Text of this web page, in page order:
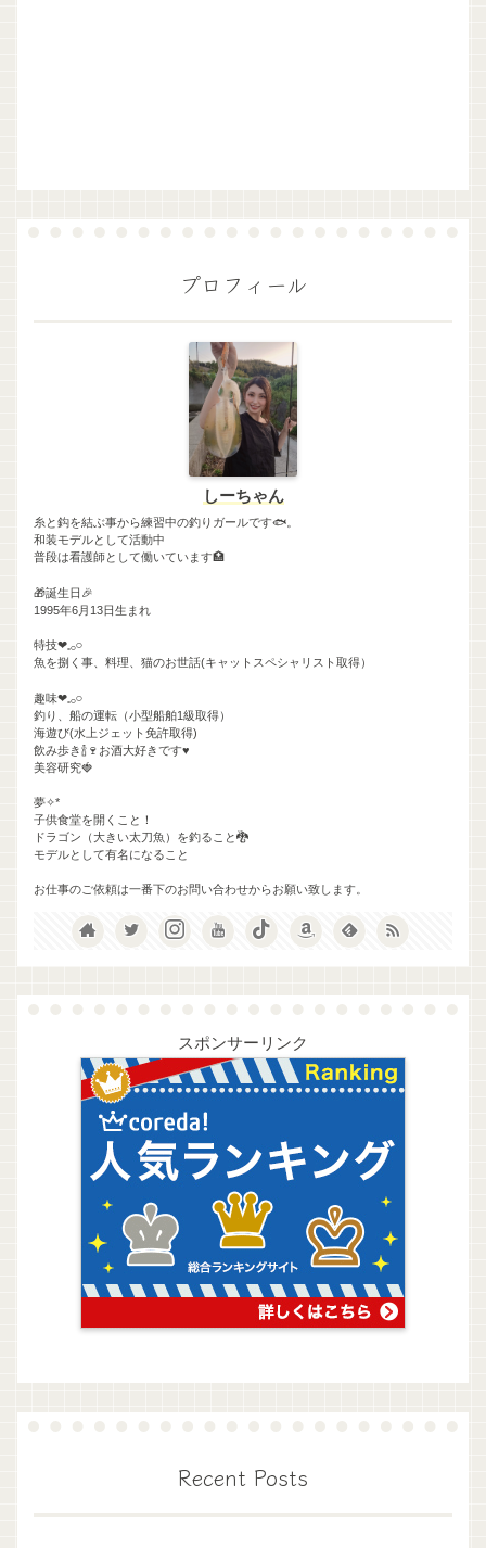
プロフィール
しーちゃん
糸と鈎を結ぶ事から練習中の釣りガールです🐟。‬
和装モデルとして活動中
普段は看護師として働いています🏥
🎁誕生日🎉
1995年6月13日生まれ
特技❤︎𓈒𓂂𓏸
魚を捌く事、料理、猫のお世話(キャットスペシャリスト取得）
趣味❤︎𓈒𓂂𓏸
釣り、船の運転（小型船舶1級取得）
海遊び(水上ジェット免許取得)
飲み歩き🍾🍷お酒大好きです♥
美容研究🍓
夢✧*
子供食堂を開くこと！
ドラゴン（大きい太刀魚）を釣ること🐉
モデルとして有名になること
お仕事のご依頼は一番下のお問い合わせからお願い致します。
スポンサーリンク
Recent Posts